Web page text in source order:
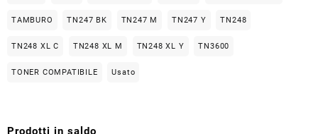
TAMBURO TN247 BK TN247 M TN247 Y TN248
TN248 XL C TN248 XL M TN248 XL Y TN3600
TONER COMPATIBILE Usato
Prodotti in saldo